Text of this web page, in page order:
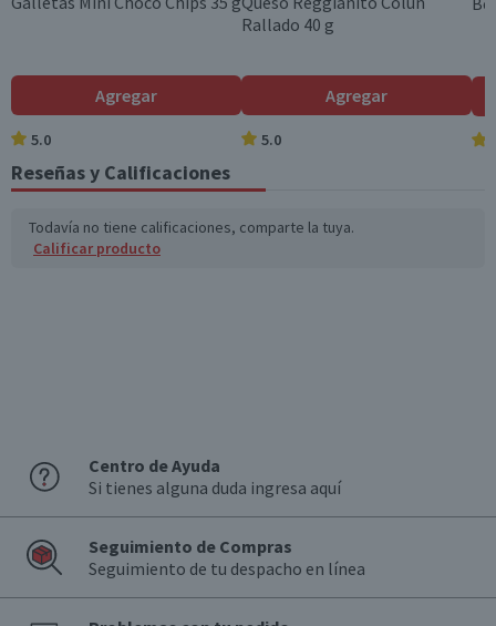
Hidratos de Carbon
o disponibles (g)
63 15,8
Azúcares totales
(g)
*Ingesta de referencia de un adulto promedio (8400 kj / 2000 kcal)
Agregar
5.0
Rallado 40 g
Agregar
5.0
Reseñas y Calificaciones
Todavía no tiene calificaciones, comparte la tuya.
Calificar producto
Centro de Ayuda
Si tienes alguna duda ingresa aquí
Seguimiento de Compras
Seguimiento de tu despacho en línea